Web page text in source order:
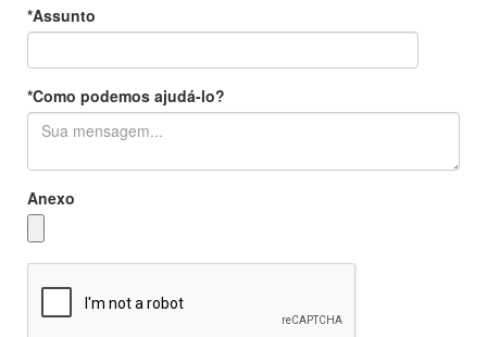
*Assunto
*Como podemos ajudá-lo?
Anexo